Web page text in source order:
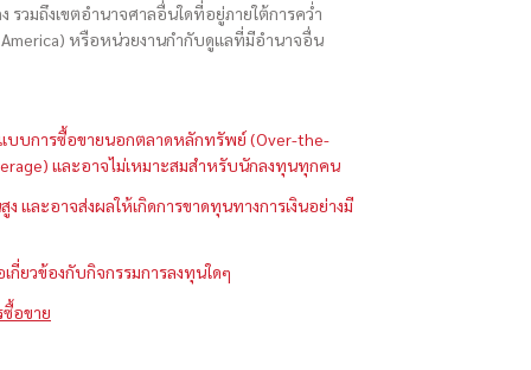
รวมถึงเขตอำนาจศาลอื่นใดที่อยู่ภายใต้การคว่ำ
หรือหน่วยงานกำกับดูแลที่มีอำนาจอื่น
แบบการซื้อขายนอกตลาดหลักทรัพย์ (Over-the-
และอาจไม่เหมาะสมสำหรับนักลงทุนทุกคน
ง และอาจส่งผลให้เกิดการขาดทุนทางการเงินอย่างมี
กี่ยวข้องกับกิจกรรมการลงทุนใดๆ
ซื้อขาย